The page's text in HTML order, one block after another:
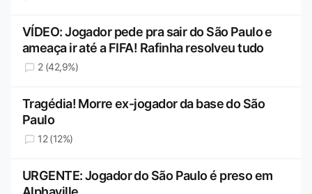
VÍDEO: Jogador pede pra sair do São Paulo e
ameaça ir até a FIFA! Rafinha resolveu tudo
2 (42,9%)
Tragédia! Morre ex-jogador da base do São
Paulo
12 (12%)
URGENTE: Jogador do São Paulo é preso em